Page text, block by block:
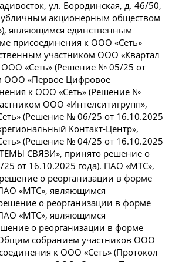
ул. Бородинская, д. 46/50,
акционерным обществом
являющимся единственным
присоединения к ООО «Сеть»
участником ООО «Квартал
«Сеть» (Решение № 05/25 от
ООО «Первое Цифровое
к ООО «Сеть» (Решение №
ООО «Интелситигрупп»,
(Решение № 06/25 от 16.10.2025
Контакт-Центр»,
(Решение № 04/25 от 16.10.2025
СВЯЗИ», принято решение о
от 16.10.2025 года). ПАО «МТС»,
о реорганизации в форме
«МТС», являющимся
о реорганизации в форме
«МТС», являющимся
о реорганизации в форме
собранием участников ООО
к ООО «Сеть» (Протокол